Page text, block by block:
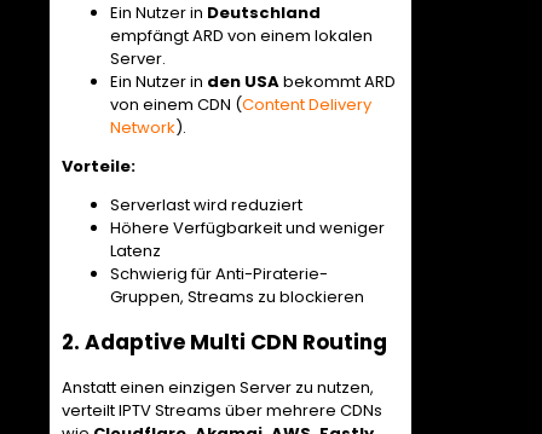
Ein Nutzer in Deutschland
empfängt ARD von einem lokalen
Server.
Ein Nutzer in den USAbekommt ARD
von einem CDN (Content Delivery
Network).
Vorteile:
Serverlast wird reduziert
Höhere Verfügbarkeit und weniger
Latenz
Schwierig für Anti-Piraterie-
Gruppen, Streams zu blockieren
2. Adaptive Multi CDN Routing
Anstatt einen einzigen Server zu nutzen,
verteilt IPTV Streams über mehrere CDNs